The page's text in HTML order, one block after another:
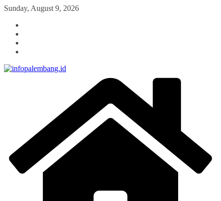
Skip
content
Sunday, August 9, 2026